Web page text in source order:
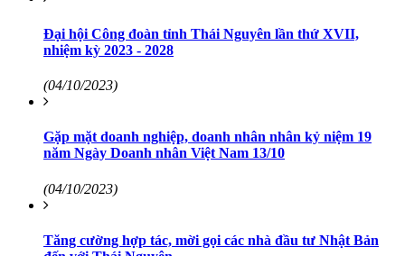
Đại hội Công đoàn tỉnh Thái Nguyên lần thứ XVII,
nhiệm kỳ 2023 - 2028
(04/10/2023)
Gặp mặt doanh nghiệp, doanh nhân nhân kỷ niệm 19
năm Ngày Doanh nhân Việt Nam 13/10
(04/10/2023)
Tăng cường hợp tác, mời gọi các nhà đầu tư Nhật Bản